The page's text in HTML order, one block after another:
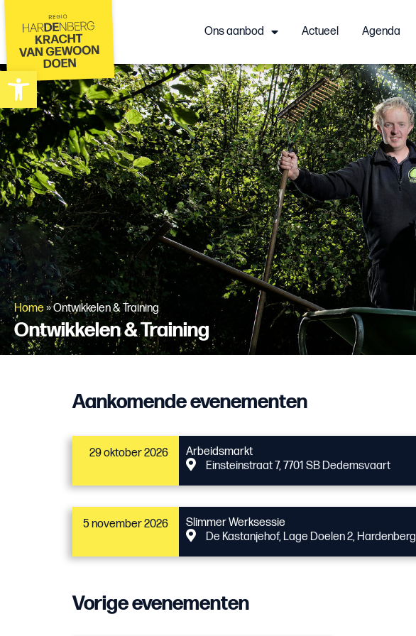
Toolbar openen
Ons aanbod Actueel Agenda
Home »Ontwikkelen & Training
Ontwikkelen & Training
Aankomende evenementen
29 oktober 2026
Arbeidsmarkt
Einsteinstraat 7, 7701 SB Dedemsvaart
5 november 2026
Slimmer Werksessie
De Kastanjehof, Lage Doelen 2, Hardenberg
Vorige evenementen